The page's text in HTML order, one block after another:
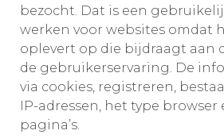
bezocht. Dat is een
werken voor websites omdat
oplevert op die bijdraagt aan
de gebruikerservaring. De
via cookies, registreren,
IP-adressen, het type browser
pagina’s.